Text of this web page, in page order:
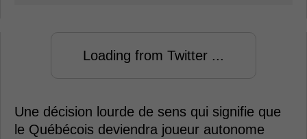
Loading from Twitter ...
Une décision lourde de sens qui signifie que
le Québécois deviendra joueur autonome